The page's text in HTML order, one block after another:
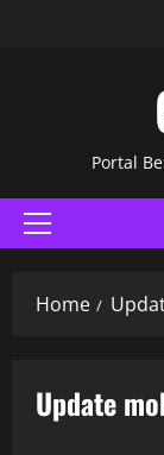
Portal
Home
Update